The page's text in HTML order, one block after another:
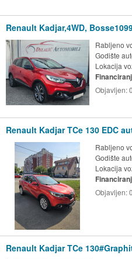
Renault Kadjar,4WD,
Rabljeno
Godište
Lokacija
Objavljen:
Renault Kadjar TCe 130 EDC
Rabljeno
Godište
Lokacija
Objavljen:
Renault Kadjar TCe